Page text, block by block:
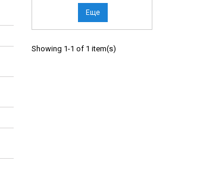
Тракционные кровати
УЗИ аппараты
Электрокардиографы
Электрохирургические коагуляторы
Еще
Showing 1-1 of 1 item(s)